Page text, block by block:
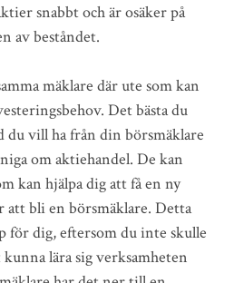
snabbt och är osäker på
av beståndet.
mäklare där ute som kan
Det bästa du
du vill ha från din börsmäklare
om aktiehandel. De kan
kan hjälpa dig att få en ny
att bli en börsmäklare. Detta
för dig, eftersom du inte skulle
lära sig verksamheten